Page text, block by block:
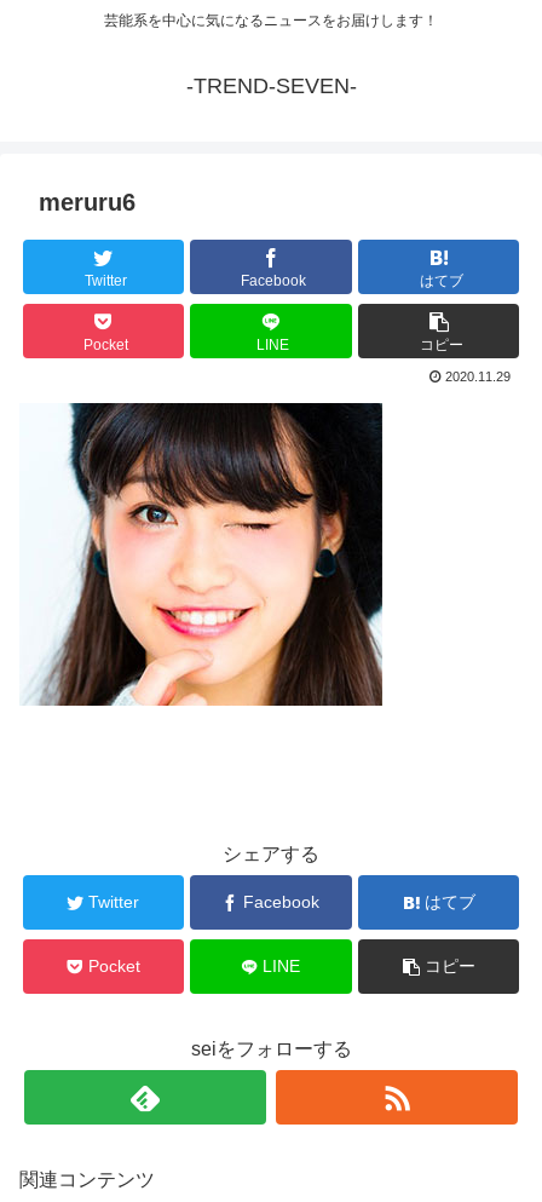
芸能系を中心に気になるニュースをお届けします！
-TREND-SEVEN-
meruru6
Twitter Facebook はてブ
Pocket LINE コピー
2020.11.29
シェアする
Twitter Facebook はてブ
Pocket LINE コピー
seiをフォローする
関連コンテンツ